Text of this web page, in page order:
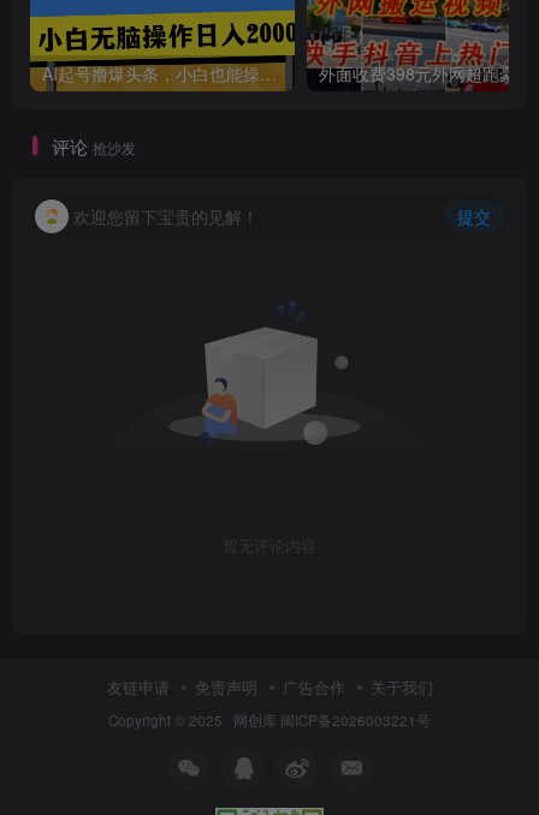
AI起号撸爆头条，小白也能操作，日入2000+
评论 抢沙发
欢迎您留下宝贵的见解！ 提交
暂无评论内容
友链申请 免责声明 广告合作 关于我们
Copyright © 2025 · 网创库 闽ICP备2026003221号